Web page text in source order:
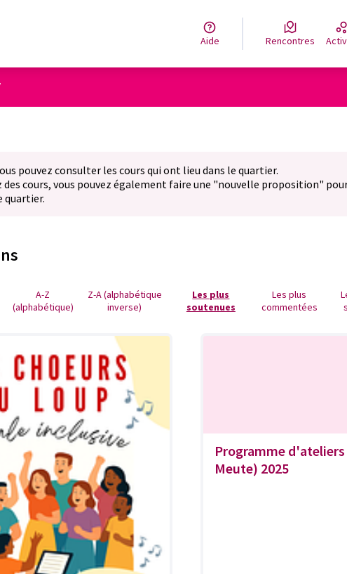
Aide Rencontres
utilisateur
pouvez consulter les cours qui ont lieu dans le quartier.
des cours, vous pouvez également faire une "nouvelle proposition"
quartier.
A-Z
(alphabétique)
Z-A (alphabétique
inverse)
Les plus
soutenues
Les plus
commentées
Programme d'ateliers
Meute) 2025